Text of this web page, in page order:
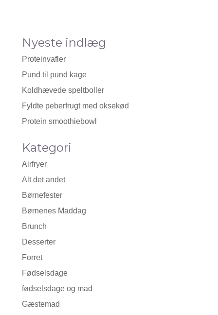
Nyeste indlæg
Proteinvafler
Pund til pund kage
Koldhævede speltboller
Fyldte peberfrugt med oksekød
Protein smoothiebowl
Kategori
Airfryer
Alt det andet
Børnefester
Børnenes Maddag
Brunch
Desserter
Forret
Fødselsdage
fødselsdage og mad
Gæstemad